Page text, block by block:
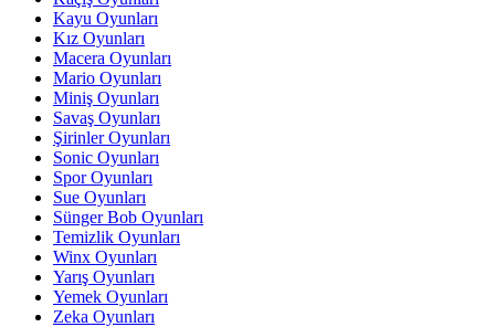
Kayu Oyunları
Kız Oyunları
Macera Oyunları
Mario Oyunları
Miniş Oyunları
Savaş Oyunları
Şirinler Oyunları
Sonic Oyunları
Spor Oyunları
Sue Oyunları
Sünger Bob Oyunları
Temizlik Oyunları
Winx Oyunları
Yarış Oyunları
Yemek Oyunları
Zeka Oyunları